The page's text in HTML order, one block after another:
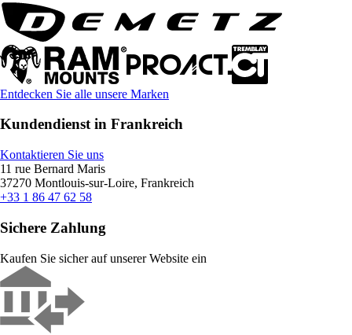
Entdecken Sie alle unsere Marken
Kundendienst in Frankreich
Kontaktieren Sie uns
11 rue Bernard Maris
37270 Montlouis-sur-Loire, Frankreich
+33 1 86 47 62 58
Sichere Zahlung
Kaufen Sie sicher auf unserer Website ein